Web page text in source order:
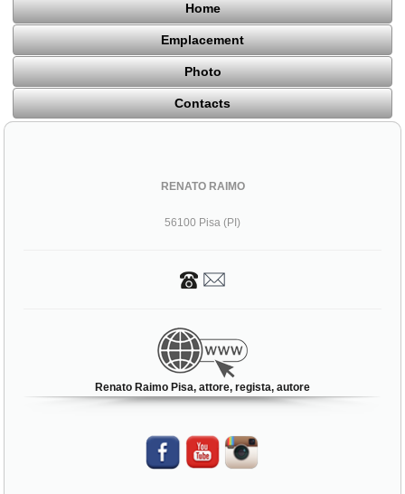
Home
Emplacement
Photo
Contacts
RENATO RAIMO
56100 Pisa (PI)
Renato Raimo Pisa, attore, regista, autore